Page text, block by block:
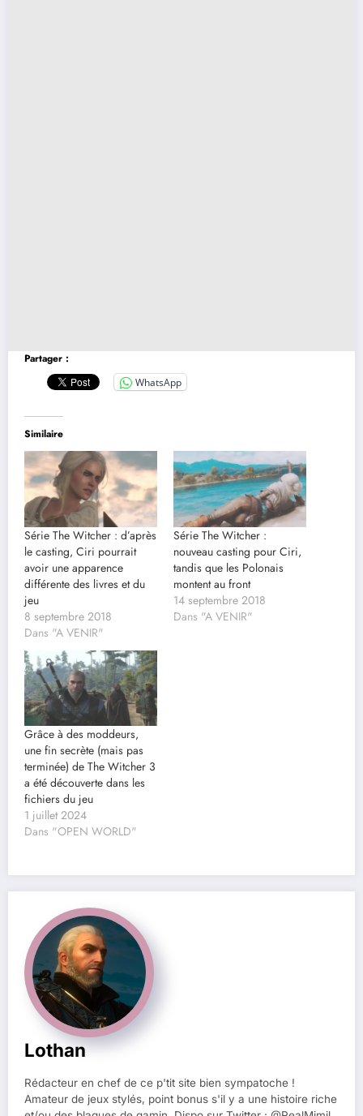
Partager :
WhatsApp
Similaire
Série The Witcher : d’après
le casting, Ciri pourrait
avoir une apparence
différente des livres et du
jeu
8 septembre 2018
Dans "A VENIR"
Série The Witcher :
nouveau casting pour Ciri,
tandis que les Polonais
montent au front
14 septembre 2018
Dans "A VENIR"
Grâce à des moddeurs,
une fin secrète (mais pas
terminée) de The Witcher 3
a été découverte dans les
fichiers du jeu
1 juillet 2024
Dans "OPEN WORLD"
Lothan
Rédacteur en chef de ce p'tit site bien sympatoche !
Amateur de jeux stylés, point bonus s'il y a une histoire riche